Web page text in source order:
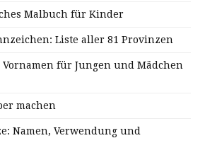
Malbuch für Kinder
Liste aller 81 Provinzen
für Jungen und Mädchen
machen
Namen, Verwendung und